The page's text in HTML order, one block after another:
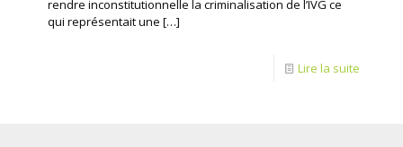
rendre inconstitutionnelle la criminalisation de l’IVG ce
qui représentait une […]
Lire la suite